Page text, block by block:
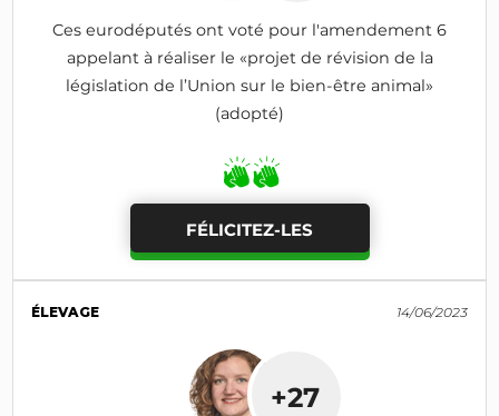
Ces eurodéputés ont voté pour l'amendement 6
appelant à réaliser le «projet de révision de la
législation de l’Union sur le bien-être animal»
(adopté)
FÉLICITEZ-LES
ÉLEVAGE 14/06/2023
+27